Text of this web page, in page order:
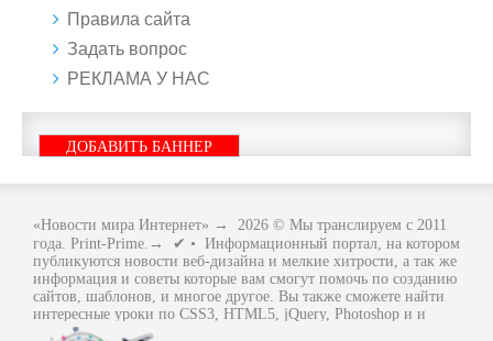
Правила сайта
Задать вопрос
РЕКЛАМА У НАС
ДОБАВИТЬ БАННЕР
«Новости мира Интернет» → 2026 © Мы транслируем с 2011
года. Print-Prime.→ ✔ • Информационный портал, на котором
публикуются новости веб-дизайна и мелкие хитрости, а так же
информация и советы которые вам смогут помочь по созданию
сайтов, шаблонов, и многое другое. Вы также сможете найти
интересные уроки по CSS3, HTML5, jQuery, Photoshop и и
многое другое, интересное, с интернет мира. Вся информация